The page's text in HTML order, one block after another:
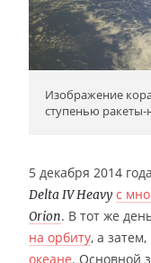
Изображение
ступенью ракеты-
5 декабря 2014
Delta IV Heavy с
Orion. В тот же
на орбиту, а затем,
океане. Основной